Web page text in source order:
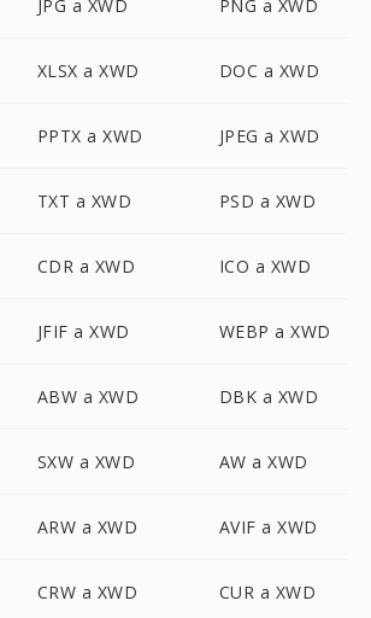
JPG a XWD PNG a XWD
XLSX a XWD DOC a XWD
PPTX a XWD JPEG a XWD
TXT a XWD PSD a XWD
CDR a XWD ICO a XWD
JFIF a XWD WEBP a XWD
ABW a XWD DBK a XWD
SXW a XWD AW a XWD
ARW a XWD AVIF a XWD
CRW a XWD CUR a XWD